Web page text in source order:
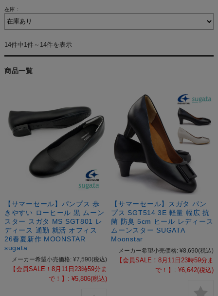
在庫：
14件中1件～14件を表示
商品一覧
【サマーセール】パンプス 歩
きやすい ローヒール 黒 ムーン
スター スガタ MS SGT801 レ
ディース 通勤 就活 オフィス
26春夏新作 MOONSTAR
sugata
メーカー希望小売価格: ¥7,590(税込)
【会員SALE！8月11日23時59分ま
で！】: ¥5,806(税込)
【サマーセール】スガタ パン
プス SGT514 3E 軽量 幅広 抗
菌 防臭 5cm ヒール レディース
ムーンスター SUGATA
Moonstar
メーカー希望小売価格: ¥8,690(税込)
【会員SALE！8月11日23時59分ま
で！】: ¥6,642(税込)